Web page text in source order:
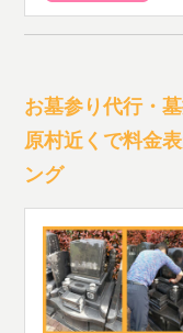
お墓参り代行・
原村近くで料金
ング